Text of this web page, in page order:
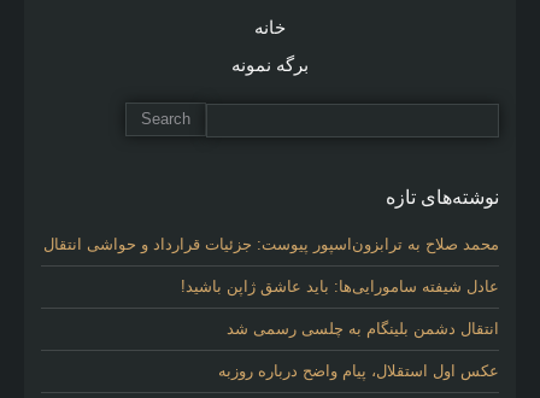
خانه
برگه نمونه
نوشته‌های تازه
محمد صلاح به ترابزون‌اسپور پیوست: جزئیات قرارداد و حواشی انتقال
عادل شیفته سامورایی‌ها: باید عاشق ژاپن باشید!
انتقال دشمن بلینگام به چلسی رسمی شد
عکس اول استقلال، پیام واضح درباره روزبه